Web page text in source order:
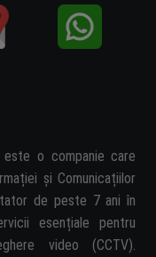
o companie care
și Comunicațiilor
de peste 7 ani în
esențiale pentru
video (CCTV).